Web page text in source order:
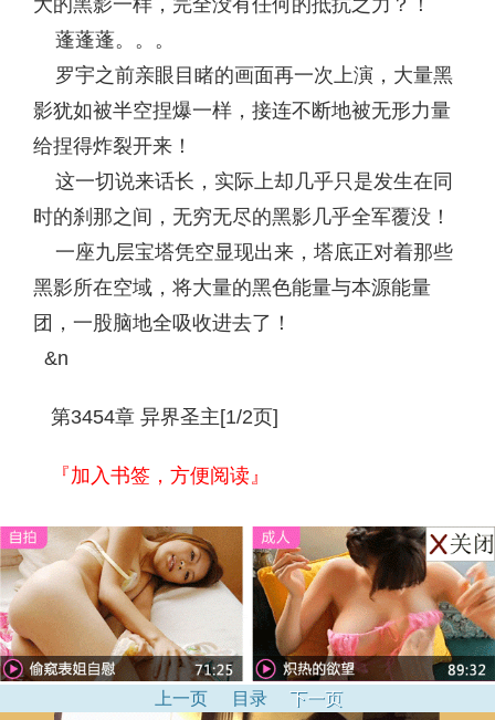
大的黑影一样，完全没有任何的抵抗之力？！
蓬蓬蓬。。。
罗宇之前亲眼目睹的画面再一次上演，大量黑
影犹如被半空捏爆一样，接连不断地被无形力量
给捏得炸裂开来！
这一切说来话长，实际上却几乎只是发生在同
时的刹那之间，无穷无尽的黑影几乎全军覆没！
一座九层宝塔凭空显现出来，塔底正对着那些
黑影所在空域，将大量的黑色能量与本源能量
团，一股脑地全吸收进去了！
&n
第3454章 异界圣主[1/2页]
『加入书签，方便阅读』
上一页 目录 下一页